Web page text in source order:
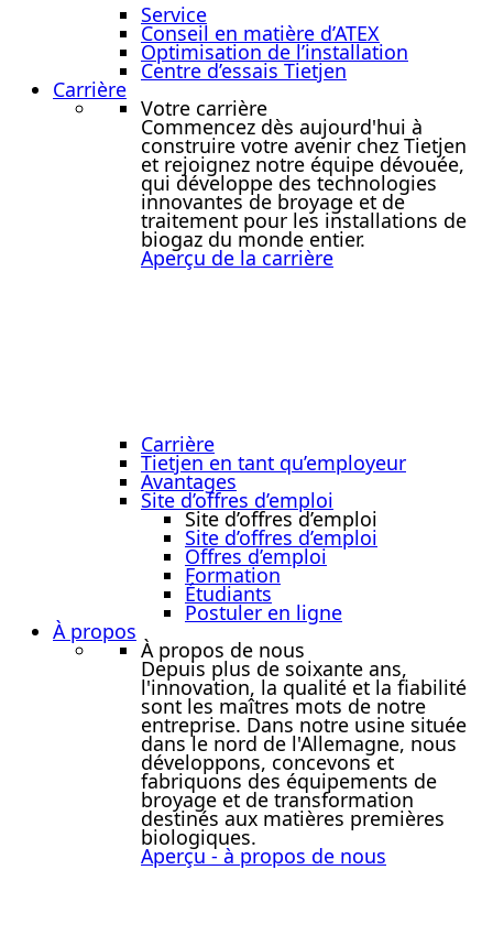
Service
Conseil en matière d’ATEX
Optimisation de l’installation
Centre d’essais Tietjen
Carrière
Votre carrière
Commencez dès aujourd'hui à
construire votre avenir chez Tietjen
et rejoignez notre équipe dévouée,
qui développe des technologies
innovantes de broyage et de
traitement pour les installations de
biogaz du monde entier.
Aperçu de la carrière
Carrière
Tietjen en tant qu’employeur
Avantages
Site d’offres d’emploi
Site d’offres d’emploi
Site d’offres d’emploi
Offres d’emploi
Formation
Étudiants
Postuler en ligne
À propos
À propos de nous
Depuis plus de soixante ans,
l'innovation, la qualité et la fiabilité
sont les maîtres mots de notre
entreprise. Dans notre usine située
dans le nord de l'Allemagne, nous
développons, concevons et
fabriquons des équipements de
broyage et de transformation
destinés aux matières premières
biologiques.
Aperçu - à propos de nous